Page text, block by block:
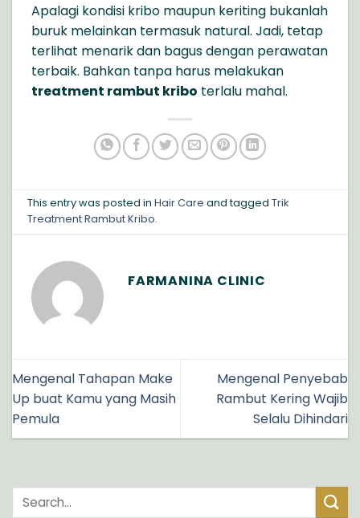
Apalagi kondisi kribo maupun keriting bukanlah
buruk melainkan termasuk natural. Jadi, tetap
terlihat menarik dan bagus dengan perawatan
terbaik. Bahkan tanpa harus melakukan
treatment rambut kribo terlalu mahal.
This entry was posted inHair Care and taggedTrik
Treatment Rambut Kribo.
FARMANINA CLINIC
Mengenal Tahapan Make
Up buat Kamu yang Masih
Pemula
Mengenal Penyebab
Rambut Kering Wajib
Selalu Dihindari